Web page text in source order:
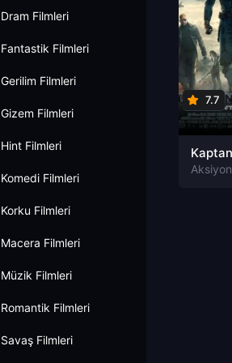
Dram Filmleri
Fantastik Filmleri
Gerilim Filmleri
Gizem Filmleri
Hint Filmleri
Komedi Filmleri
Korku Filmleri
Macera Filmleri
Müzik Filmleri
Romantik Filmleri
Savaş Filmleri
7.7